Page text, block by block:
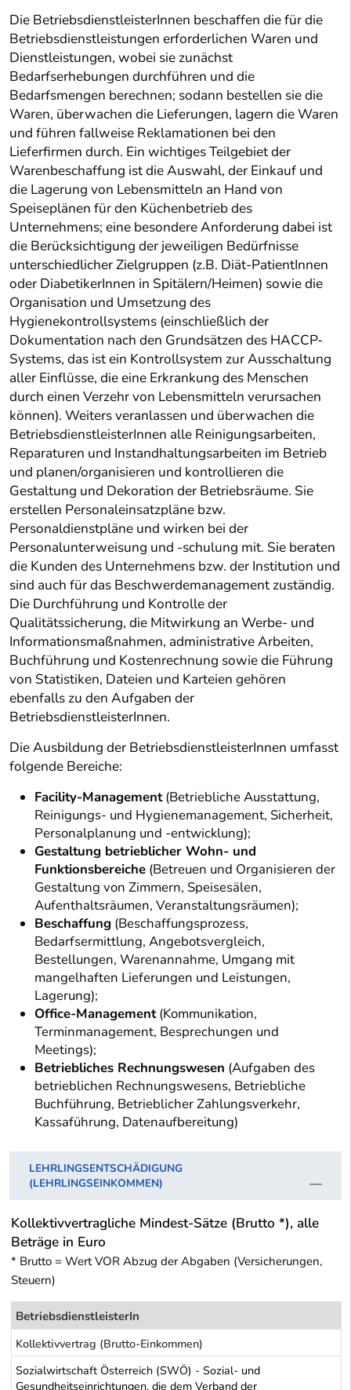
Die BetriebsdienstleisterInnen beschaffen die für die
Betriebsdienstleistungen erforderlichen Waren und
Dienstleistungen, wobei sie zunächst
Bedarfserhebungen durchführen und die
Bedarfsmengen berechnen; sodann bestellen sie die
Waren, überwachen die Lieferungen, lagern die Waren
und führen fallweise Reklamationen bei den
Lieferfirmen durch. Ein wichtiges Teilgebiet der
Warenbeschaffung ist die Auswahl, der Einkauf und
die Lagerung von Lebensmitteln an Hand von
Speiseplänen für den Küchenbetrieb des
Unternehmens; eine besondere Anforderung dabei ist
die Berücksichtigung der jeweiligen Bedürfnisse
unterschiedlicher Zielgruppen (z.B. Diät-PatientInnen
oder DiabetikerInnen in Spitälern/Heimen) sowie die
Organisation und Umsetzung des
Hygienekontrollsystems (einschließlich der
Dokumentation nach den Grundsätzen des HACCP-
Systems, das ist ein Kontrollsystem zur Ausschaltung
aller Einflüsse, die eine Erkrankung des Menschen
durch einen Verzehr von Lebensmitteln verursachen
können). Weiters veranlassen und überwachen die
BetriebsdienstleisterInnen alle Reinigungsarbeiten,
Reparaturen und Instandhaltungsarbeiten im Betrieb
und planen/organisieren und kontrollieren die
Gestaltung und Dekoration der Betriebsräume. Sie
erstellen Personaleinsatzpläne bzw.
Personaldienstpläne und wirken bei der
Personalunterweisung und -schulung mit. Sie beraten
die Kunden des Unternehmens bzw. der Institution und
sind auch für das Beschwerdemanagement zuständig.
Die Durchführung und Kontrolle der
Qualitätssicherung, die Mitwirkung an Werbe- und
Informationsmaßnahmen, administrative Arbeiten,
Buchführung und Kostenrechnung sowie die Führung
von Statistiken, Dateien und Karteien gehören
ebenfalls zu den Aufgaben der
BetriebsdienstleisterInnen.
Die Ausbildung der BetriebsdienstleisterInnen umfasst
folgende Bereiche:
Facility-Management(Betriebliche Ausstattung,
Reinigungs- und Hygienemanagement, Sicherheit,
Personalplanung und -entwicklung);
Gestaltung betrieblicher Wohn- und
Funktionsbereiche (Betreuen und Organisieren der
Gestaltung von Zimmern, Speisesälen,
Aufenthaltsräumen, Veranstaltungsräumen);
Beschaffung (Beschaffungsprozess,
Bedarfsermittlung, Angebotsvergleich,
Bestellungen, Warenannahme, Umgang mit
mangelhaften Lieferungen und Leistungen,
Lagerung);
Office-Management(Kommunikation,
Terminmanagement, Besprechungen und
Meetings);
Betriebliches Rechnungswesen (Aufgaben des
betrieblichen Rechnungswesens, Betriebliche
Buchführung, Betrieblicher Zahlungsverkehr,
Kassaführung, Datenaufbereitung)
LEHRLINGSENTSCHÄDIGUNG
(LEHRLINGSEINKOMMEN)
Kollektivvertragliche Mindest-Sätze (Brutto *), alle
Beträge in Euro
* Brutto = Wert VOR Abzug der Abgaben (Versicherungen,
Steuern)
BetriebsdienstleisterIn
Kollektivvertrag (Brutto-Einkommen)
Sozialwirtschaft Österreich (SWÖ) - Sozial- und
Gesundheitseinrichtungen, die dem Verband der